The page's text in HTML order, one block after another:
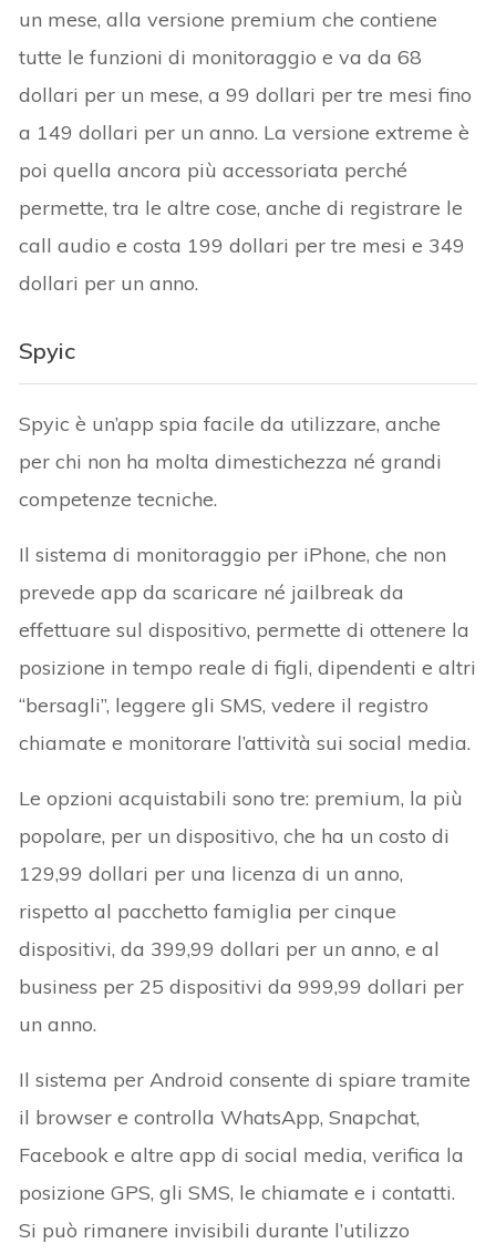
un mese, alla versione premium che contiene
tutte le funzioni di monitoraggio e va da 68
dollari per un mese, a 99 dollari per tre mesi fino
a 149 dollari per un anno. La versione extreme è
poi quella ancora più accessoriata perché
permette, tra le altre cose, anche di registrare le
call audio e costa 199 dollari per tre mesi e 349
dollari per un anno.
Spyic
Spyic è un’app spia facile da utilizzare, anche
per chi non ha molta dimestichezza né grandi
competenze tecniche.
Il sistema di monitoraggio per iPhone, che non
prevede app da scaricare né jailbreak da
effettuare sul dispositivo, permette di ottenere la
posizione in tempo reale di figli, dipendenti e altri
“bersagli”, leggere gli SMS, vedere il registro
chiamate e monitorare l’attività sui social media.
Le opzioni acquistabili sono tre: premium, la più
popolare, per un dispositivo, che ha un costo di
129,99 dollari per una licenza di un anno,
rispetto al pacchetto famiglia per cinque
dispositivi, da 399,99 dollari per un anno, e al
business per 25 dispositivi da 999,99 dollari per
un anno.
Il sistema per Android consente di spiare tramite
il browser e controlla WhatsApp, Snapchat,
Facebook e altre app di social media, verifica la
posizione GPS, gli SMS, le chiamate e i contatti.
Si può rimanere invisibili durante l’utilizzo